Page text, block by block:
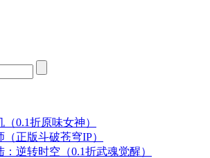
0.1折原味女神）
（正版斗破苍穹IP）
：逆转时空（0.1折武魂觉醒）